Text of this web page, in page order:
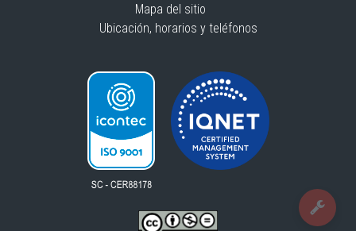
Mapa del sitio
Ubicación, horarios y teléfonos